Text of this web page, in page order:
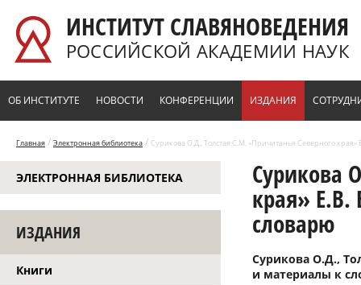
ИНСТИТУТ СЛАВЯНОВЕДЕНИЯ
РОССИЙСКОЙ АКАДЕМИИ НАУК
ОБ ИНСТИТУТЕ НОВОСТИ КОНФЕРЕНЦИИ ИЗДАНИЯ
Главная / Электронная библиотека / Сурикова О.Д., Толстая С.М. «Причитанья Северного
ЭЛЕКТРОННАЯ БИБЛИОТЕКА
ИЗДАНИЯ
Книги
Сурикова
края» Е.В.
словарю
Сурикова О.Д.,
и материалы к